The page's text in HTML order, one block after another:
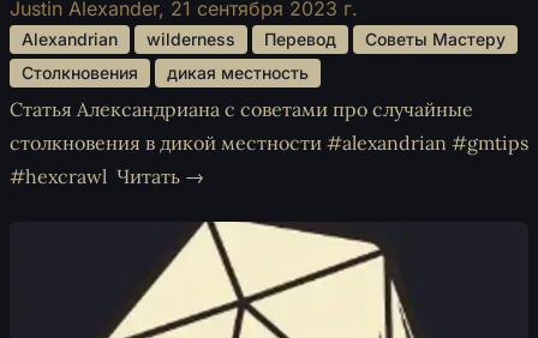
Justin Alexander, 21 сентября 2023 г.
Alexandrian wilderness Перевод
Советы Мастеру
Столкновения
дикая местность
Статья Александриана с советами про случайные
столкновения в дикой местности #alexandrian #gmtips
#hexcrawl Читать →